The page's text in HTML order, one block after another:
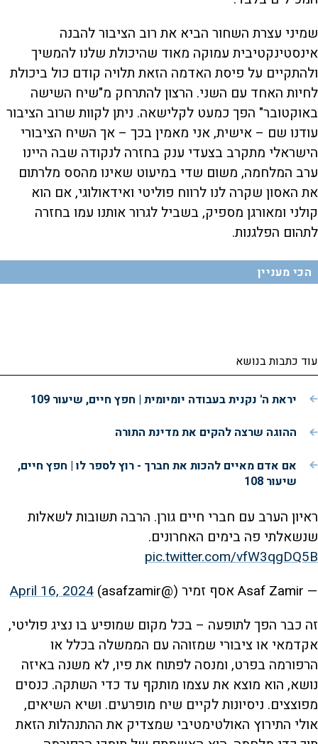
שמיני עצרת השחור הביא את רוב הציבור להבנה
אינסטינקטיבית עמוקה מאוד שהיכולת שלנו להמשיך
ולהתקיים על פיסת האדמה הזאת תלויה קודם כול ביכולת
לחיות האחד עם השני. הרצון להתרחק מ"שיח השישה
באוקטובר" הפך כמעט לקלישאה. ניתן לקוות שרוב הציבור
עודנו שם – אישית, אני מאמין בכך – אך השיח הציבורי
הישראלי מתקרב בצעדי ענק בחזרה לנקודה שבה היינו
ערב המלחמה, משום שדי במיעוט שאינו מהסס מלרתום
את האסון שקרה לנו לרווח פוליטי ואידאולוגי, אם הוא
קולני ומאורגן מספיק, בשביל לגרור אותנו עמו בחזרה
לתהום הפלגנות.
הכי מעניין
עוד כתבות בנושא
יראת ה' נקנית בעבודה יומיומית | חפץ חיים, שיעור 109
ההוגה שרצה להקים את מדינת התורה
אם אדם מאיים להכות את חברך - רוץ לספר לו | חפץ חיים,
שיעור 108
ראיון הערב עם חברי חיים גורן. הרבה תשובות לשאלות
שנשאלתי פה בימים האחרונים.
pic.twitter.com/vfW3qgDQ5B
— Asaf Zamir אסף זמיר (@asafzamir)
April 16, 2024
זה כבר הפך לתופעה – בכל מקום שמופיע בו נציג פוליטי,
אקדמאי או ציבורי שמזוהה עם הממשלה בכלל או
הרפורמה בפרט, ומנסה לפתוח את פיו, לא משנה באיזה
נושא, הוא מוצא את עצמו מותקף עד כדי השתקה. כנסים
מפוצצים. ניסיונות לקיים שיח מופרעים. ושיא השיאים,
אולי התירוץ האולטימטיבי שמצדיק את ההתנהלות הזאת